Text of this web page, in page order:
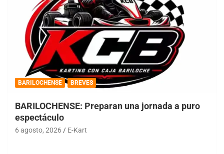
BARILOCHENSE BREVES
BARILOCHENSE: Preparan una jornada a puro
espectáculo
6 agosto, 2026 E-Kart